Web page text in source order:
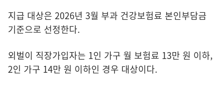
지급 대상은 2026년 3월 부과 건강보험료 본인부담금
기준으로 선정한다.
외벌이 직장가입자는 1인 가구 월 보험료 13만 원 이하,
2인 가구 14만 원 이하인 경우 대상이다.